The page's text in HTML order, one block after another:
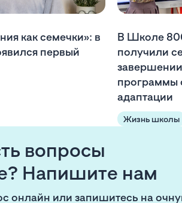
как семечки»: в
первый
В Школе
получили
программы
адаптации
Жизнь школы
вопросы
Напишите нам
онлайн или запишитесь на